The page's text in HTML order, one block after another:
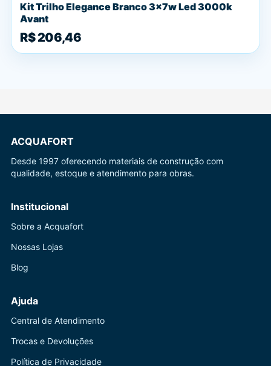
Kit Trilho Elegance Branco 3x7w Led 3000k
Avant
R$ 206,46
ACQUAFORT
Desde 1997 oferecendo materiais de construção com
qualidade, estoque e atendimento para obras.
Institucional
Sobre a Acquafort
Nossas Lojas
Blog
Ajuda
Central de Atendimento
Trocas e Devoluções
Política de Privacidade